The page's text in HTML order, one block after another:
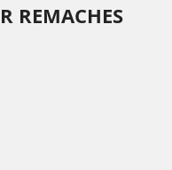
REMACHES